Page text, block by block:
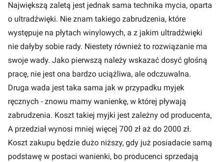
Największą zaletą jest jednak sama technika mycia, oparta
o ultradźwięki. Nie znam takiego zabrudzenia, które
występuje na płytach winylowych, a z jakim ultradźwięki
nie dałyby sobie rady. Niestety również to rozwiązanie ma
swoje wady. Jako pierwszą należy wskazać dosyć głośną
pracę, nie jest ona bardzo uciążliwa, ale odczuwalna.
Druga wada jest taka sama jak w przypadku myjek
ręcznych - znowu mamy wanienkę, w której pływają
zabrudzenia. Koszt takiej myjki jest zależny od producenta,
A przedział wynosi mniej więcej 700 zł aż do 2000 zł.
Koszt zakupu będzie dużo niższy, gdy już posiadacie samą
podstawę w postaci wanienki, bo producenci sprzedają